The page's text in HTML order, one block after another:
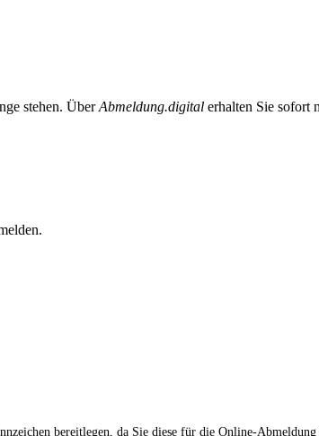
stehen. ÜberAbmeldung.digital erhalten Sie sofort
bereitlegen, da Sie diese für die Online-Abmeldung